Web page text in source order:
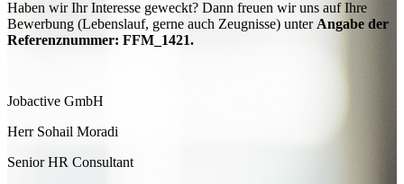
Haben wir Ihr Interesse geweckt? Dann freuen wir uns auf Ihre
Bewerbung (Lebenslauf, gerne auch Zeugnisse) unter Angabe der
Referenznummer: FFM_1421.
Jobactive GmbH
Herr Sohail Moradi
Senior HR Consultant